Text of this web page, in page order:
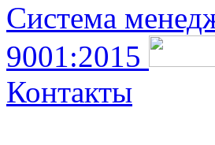
Система
9001:2015
Контакты